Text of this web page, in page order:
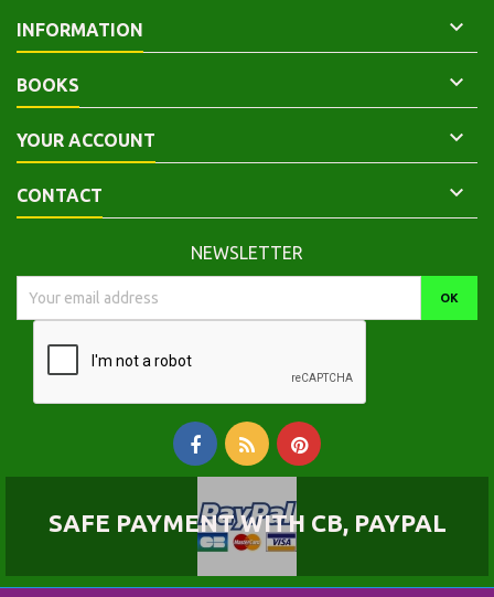
INFORMATION 
BOOKS 
YOUR ACCOUNT 
CONTACT 
NEWSLETTER
SAFE PAYMENT WITH CB, PAYPAL